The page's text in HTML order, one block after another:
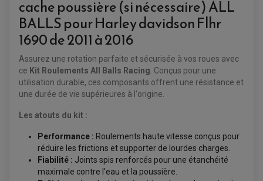
BAGAGERIE SOUPLE
SUPPORT TOP CASE
SUPPORT VALISE LATERAL
TOP CASE ET VALISES
KIT POIGNÉE DE GAZ QUAD
POIGNÉE QUAD
PROTÈGE-MAINS
PONTETS / REHAUSSES DE GUIDON
REPOSE PIED QUAD
BAGAGERIE / TREUIL / ATTELAGE
COFFRE / TOP CASE QUAD
TREUIL ET ATTELAGE QUAD-SSV
ÉCHAPPEMENT QUAD
ENTRETIEN QUAD / SSV
BATTERIE
ÉQUIPEMENT ÉLECTRIQUE
ACCESSOIRES ÉLECTRIQUE ENDURO
PLAQUE PHARE
DÉMARREUR
BOBINE D'ALLUMAGE
COUPE-CONTACT
TRANSMISSION
cache poussière (si nécessaire) ALL
BALLS pour Harley davidson Flhr
1690 de 2011 à 2016
Assurez une rotation parfaite et sécurisée à vos roues avec
ce Kit Roulements All Balls Racing . Conçus pour une
utilisation durable, ces composants offrent une résistance et
une durée de vie supérieures à l'origine.
Les atouts du kit :
Performance : Roulements haute vitesse conçus pour
réduire les frictions et supporter de lourdes charges.
Fiabilité : Joints spis renforcés pour une étanchéité
maximale contre l'eau et la poussière.